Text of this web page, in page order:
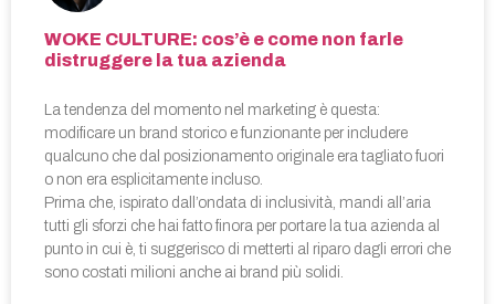
WOKE CULTURE: cos’è e come non farle
distruggere la tua azienda
La tendenza del momento nel marketing è questa:
modificare un brand storico e funzionante per includere
qualcuno che dal posizionamento originale era tagliato fuori
o non era esplicitamente incluso.
Prima che, ispirato dall’ondata di inclusività, mandi all’aria
tutti gli sforzi che hai fatto finora per portare la tua azienda al
punto in cui è, ti suggerisco di metterti al riparo dagli errori che
sono costati milioni anche ai brand più solidi.